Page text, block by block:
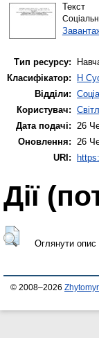
Текст
Тип ресурсу:
Класифікатор:
H
Відділи:
Користувач:
Дата подачі: 26
Оновлення: 26
URI:
Дії
Оглянути опис
© 2008–2026